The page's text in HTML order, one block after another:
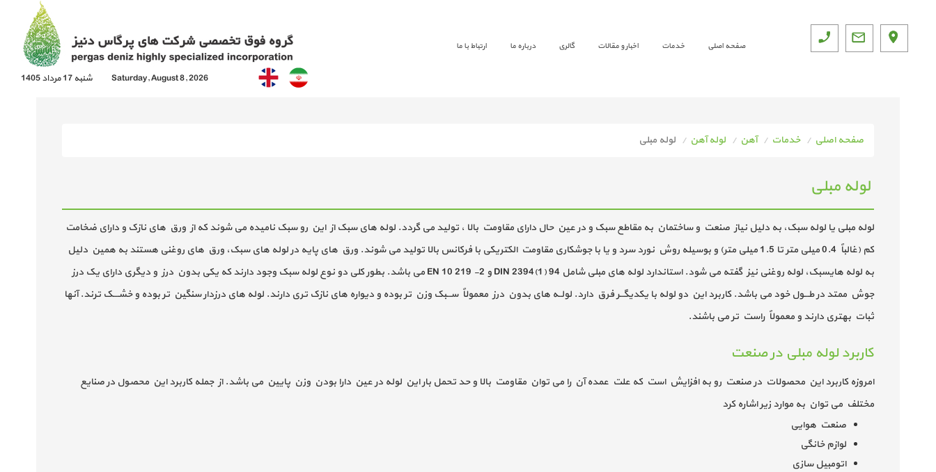
صفحه اصلی خدمات اخبار و مقالات گالری درباره ما ارتباط با ما
شنبه 17 مرداد 1405 Saturday, August 8, 2026
صفحه اصلی خدمات آهن لوله آهن لوله مبلی
لوله مبلی
لوله مبلی یا لوله سبک، به دلیل نیاز صنعت و ساختمان به مقاطع سبک و در عین حال دارای مقاومت بالا ، تولید می گردد. لوله های سبک از این رو سبک نامیده می شوند که از ورق های نازک و دارای ضخامت
کم (غالباً 0.4 میلی متر تا 1.5 میلی متر) و بوسیله روش نورد سرد و یا با جوشکاری مقاومت الکتریکی با فرکانس بالا تولید می شوند. ورق های پایه در لوله های سبک، ورق های روغنی هستند به همین دلیل
به لوله هایسبک، لوله روغنی نیز گفته می شود. استاندارد لوله های مبلی شامل DIN 2394(1) 94 و EN 10 219 -2 می باشد. بطور کلی دو نوع لوله سبک وجود دارند که یکی بدون درز و دیگری دارای یک درز
جوش ممتد در طـــول خود می باشد. کاربرد این دو لوله با یکدیگـــر فرق دارد. لولــه های بدون درز معمولاً ســـبک وزن تر بوده و دیواره های نازک تری دارند. لوله های درزدار سنگین تر بوده و خشــــک ترند. آنها
ثبات بهتری دارند و معمولاً راست تر می باشند.
کاربرد لوله مبلی در صنعت
امروزه کاربرد این محصولات در صنعت رو به افزایش است که علت عمده آن را می توان مقاومت بالا و حد تحمل بار این لوله در عین دارا بودن وزن پایین می باشد. از جمله کاربرد این محصول در صنایع
مختلف می توان به موارد زیر اشاره کرد
صنعت هوایی
لوازم خانگی
اتومبیل سازی